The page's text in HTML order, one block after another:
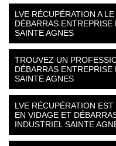
LVE RÉCUPÉRATION A
DÉBARRAS
SAINTE AGNES
TROUVEZ UN
DÉBARRAS
SAINTE AGNES
LVE RÉCUPÉRATION
EN VIDAGE ET
INDUSTRIEL SAINTE